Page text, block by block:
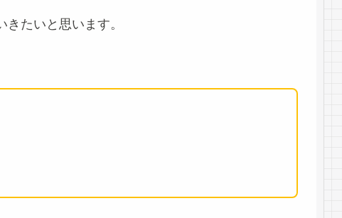
たいと思います。